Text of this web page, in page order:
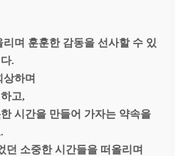
며 훈훈한 감동을 선사할 수 있
.
상하며
고,
한 시간을 만들어 가자는 약속을
던 소중한 시간들을 떠올리며